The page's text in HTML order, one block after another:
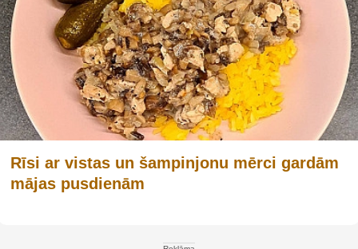
Rīsi ar vistas un šampinjonu mērci gardām
mājas pusdienām